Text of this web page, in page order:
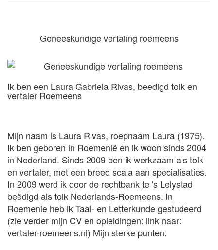
Geneeskundige vertaling roemeens
Ik ben een Laura Gabriela Rivas, beedigd tolk en
vertaler Roemeens
Mijn naam is Laura Rivas, roepnaam Laura (1975).
Ik ben geboren in Roemenië en ik woon sinds 2004
in Nederland. Sinds 2009 ben ik werkzaam als tolk
en vertaler, met een breed scala aan specialisaties.
In 2009 werd ik door de rechtbank te 's Lelystad
beëdigd als tolk Nederlands-Roemeens. In
Roemenie heb ik Taal- en Letterkunde gestudeerd
(zie verder mijn CV en opleidingen: link naar:
vertaler-roemeens.nl) Mijn sterke punten: